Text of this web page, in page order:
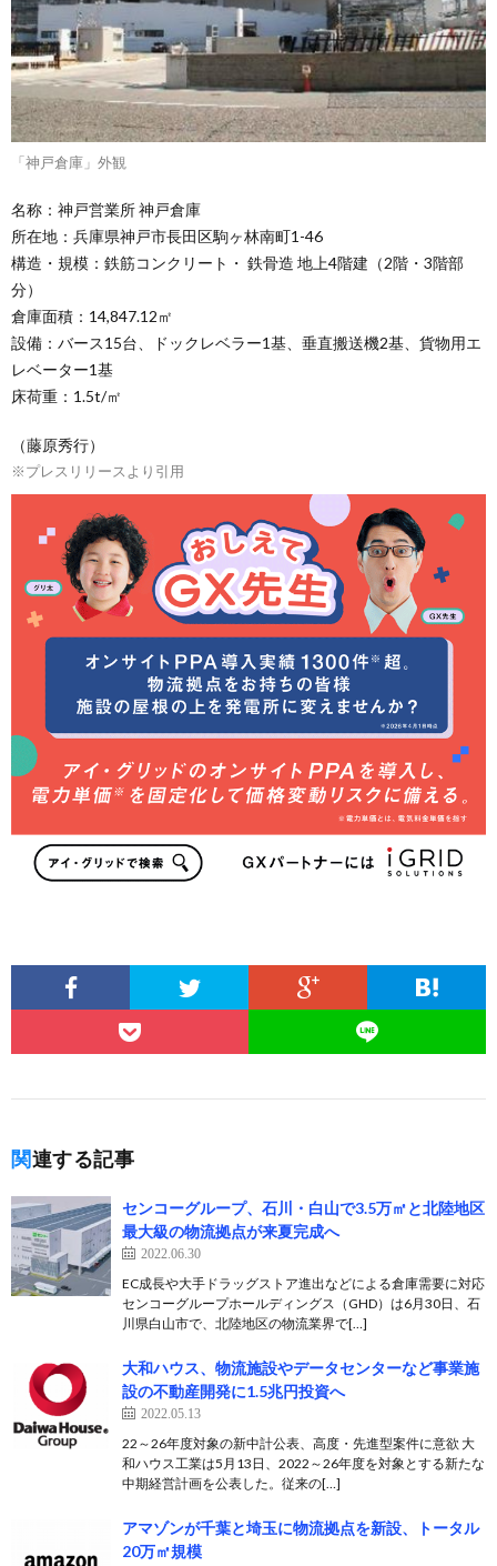
「神戸倉庫」外観
名称：神戸営業所 神戸倉庫
所在地：兵庫県神戸市長田区駒ヶ林南町1-46
構造・規模：鉄筋コンクリート・ 鉄骨造 地上4階建（2階・3階部
分）
倉庫面積：14,847.12㎡
設備：バース15台、ドックレベラー1基、垂直搬送機2基、貨物用エ
レベーター1基
床荷重：1.5t/㎡
（藤原秀行）
※プレスリリースより引用
関連する記事
センコーグループ、石川・白山で3.5万㎡と北陸地区
最大級の物流拠点が来夏完成へ
2022.06.30
EC成長や大手ドラッグストア進出などによる倉庫需要に対応
センコーグループホールディングス（GHD）は6月30日、石
川県白山市で、北陸地区の物流業界で[…]
大和ハウス、物流施設やデータセンターなど事業施
設の不動産開発に1.5兆円投資へ
2022.05.13
22～26年度対象の新中計公表、高度・先進型案件に意欲 大
和ハウス工業は5月13日、2022～26年度を対象とする新たな
中期経営計画を公表した。従来の[…]
アマゾンが千葉と埼玉に物流拠点を新設、トータル
20万㎡規模